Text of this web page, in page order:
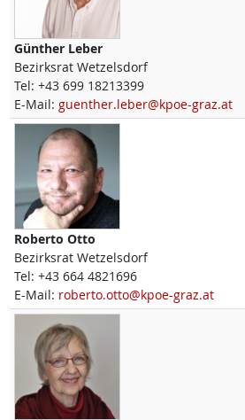
Günther Leber
Bezirksrat Wetzelsdorf
Tel: +43 699 18213399
E-Mail: guenther.leber@kpoe-graz.at
Roberto Otto
Bezirksrat Wetzelsdorf
Tel: +43 664 4821696
E-Mail: roberto.otto@kpoe-graz.at